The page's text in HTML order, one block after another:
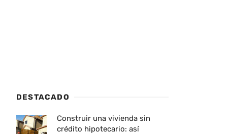
DESTACADO
Construir una vivienda sin
crédito hipotecario: así